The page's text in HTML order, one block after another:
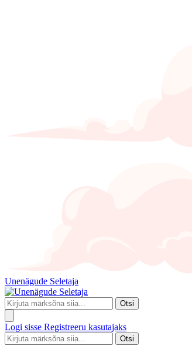
Unenägude Seletaja
Otsi
Logi sisse Registreeru kasutajaks
Otsi